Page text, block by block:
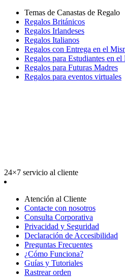
Temas de Canastas de Regalo
Regalos Británicos
Regalos Irlandeses
Regalos Italianos
Regalos con Entrega en el
Regalos para Estudiantes en
Regalos para Futuras Madres
Regalos para eventos virtuales
24×7 servicio al cliente
Atención al Cliente
Contacte con nosotros
Consulta Corporativa
Privacidad y Seguridad
Declaración de Accesibilidad
Preguntas Frecuentes
¿Cómo Funciona?
Guías y Tutoriales
Rastrear orden